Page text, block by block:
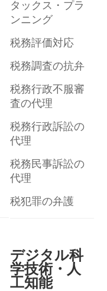
タックス・プラ
ンニング
税務評価対応
税務調査の抗弁
税務行政不服審
査の代理
税務行政訴訟の
代理
税務民事訴訟の
代理
税犯罪の弁護
デジタル科
学技術・人
工知能